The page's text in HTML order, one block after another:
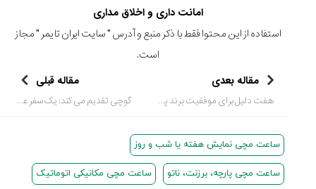
امانت داری و اخلاق مداری
استفاده از این محتوا فقط با ذکر منبع و آدرس "سایت ایران تایمر " مجاز
است.
مقاله بعدی
هفت دلیل برای موفقیت برند پتک فیلیپ ( Patek Philippe )
مقاله قبلی
گوچی تقدیم می کند: یک سفر عکاسی غیر معمول
ساعت مچی نمایش هفته یا شب و روز
ساعت مچی پارچه، برزنت، ناتو ساعت مچی مکانیکی اتوماتیک